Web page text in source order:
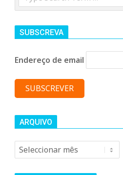
SUBSCREVA
Endereço de email
ARQUIVO
Arquivo